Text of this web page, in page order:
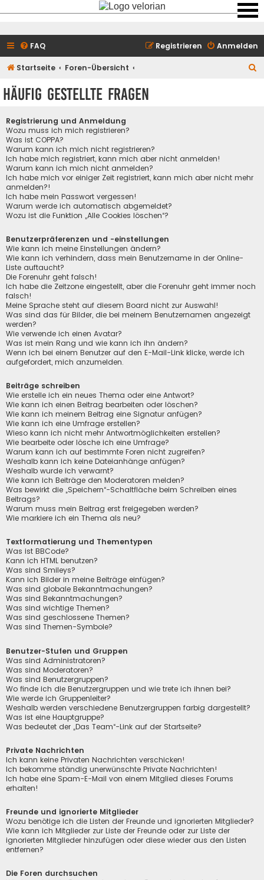
FAQ Anmelden
Registrieren
Startseite Foren-Übersicht
Häufig gestellte Fragen
Registrierung und Anmeldung
Wozu muss ich mich registrieren?
Was ist COPPA?
Warum kann ich mich nicht registrieren?
Ich habe mich registriert, kann mich aber nicht anmelden!
Warum kann ich mich nicht anmelden?
Ich habe mich vor einiger Zeit registriert, kann mich aber nicht mehr
anmelden?!
Ich habe mein Passwort vergessen!
Warum werde ich automatisch abgemeldet?
Wozu ist die Funktion „Alle Cookies löschen“?
Benutzerpräferenzen und -einstellungen
Wie kann ich meine Einstellungen ändern?
Wie kann ich verhindern, dass mein Benutzername in der Online-
Liste auftaucht?
Die Forenuhr geht falsch!
Ich habe die Zeitzone eingestellt, aber die Forenuhr geht immer noch
falsch!
Meine Sprache steht auf diesem Board nicht zur Auswahl!
Was sind das für Bilder, die bei meinem Benutzernamen angezeigt
werden?
Wie verwende ich einen Avatar?
Was ist mein Rang und wie kann ich ihn ändern?
Wenn ich bei einem Benutzer auf den E-Mail-Link klicke, werde ich
aufgefordert, mich anzumelden.
Beiträge schreiben
Wie erstelle ich ein neues Thema oder eine Antwort?
Wie kann ich einen Beitrag bearbeiten oder löschen?
Wie kann ich meinem Beitrag eine Signatur anfügen?
Wie kann ich eine Umfrage erstellen?
Wieso kann ich nicht mehr Antwortmöglichkeiten erstellen?
Wie bearbeite oder lösche ich eine Umfrage?
Warum kann ich auf bestimmte Foren nicht zugreifen?
Weshalb kann ich keine Dateianhänge anfügen?
Weshalb wurde ich verwarnt?
Wie kann ich Beiträge den Moderatoren melden?
Was bewirkt die „Speichern“-Schaltfläche beim Schreiben eines
Beitrags?
Warum muss mein Beitrag erst freigegeben werden?
Wie markiere ich ein Thema als neu?
Textformatierung und Thementypen
Was ist BBCode?
Kann ich HTML benutzen?
Was sind Smileys?
Kann ich Bilder in meine Beiträge einfügen?
Was sind globale Bekanntmachungen?
Was sind Bekanntmachungen?
Was sind wichtige Themen?
Was sind geschlossene Themen?
Was sind Themen-Symbole?
Benutzer-Stufen und Gruppen
Was sind Administratoren?
Was sind Moderatoren?
Was sind Benutzergruppen?
Wo finde ich die Benutzergruppen und wie trete ich ihnen bei?
Wie werde ich Gruppenleiter?
Weshalb werden verschiedene Benutzergruppen farbig dargestellt?
Was ist eine Hauptgruppe?
Was bedeutet der „Das Team“-Link auf der Startseite?
Private Nachrichten
Ich kann keine Privaten Nachrichten verschicken!
Ich bekomme ständig unerwünschte Private Nachrichten!
Ich habe eine Spam-E-Mail von einem Mitglied dieses Forums
erhalten!
Freunde und ignorierte Mitglieder
Wozu benötige ich die Listen der Freunde und ignorierten Mitglieder?
Wie kann ich Mitglieder zur Liste der Freunde oder zur Liste der
ignorierten Mitglieder hinzufügen oder diese wieder aus den Listen
entfernen?
Die Foren durchsuchen